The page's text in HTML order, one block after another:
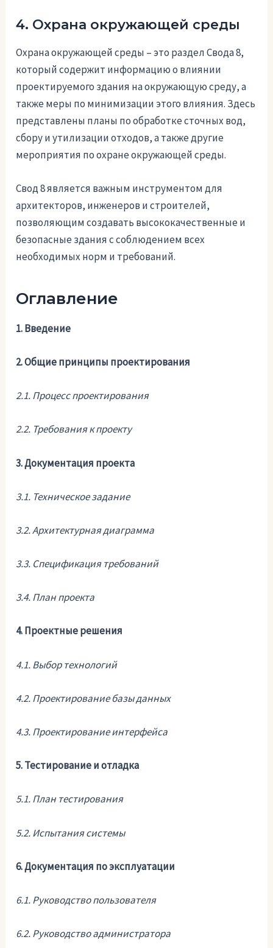
4. Охрана окружающей среды
Охрана окружающей среды – это раздел Свода 8,
который содержит информацию о влиянии
проектируемого здания на окружающую среду, а
также меры по минимизации этого влияния. Здесь
представлены планы по обработке сточных вод,
сбору и утилизации отходов, а также другие
мероприятия по охране окружающей среды.
Свод 8 является важным инструментом для
архитекторов, инженеров и строителей,
позволяющим создавать высококачественные и
безопасные здания с соблюдением всех
необходимых норм и требований.
Оглавление
1. Введение
2. Общие принципы проектирования
2.1. Процесс проектирования
2.2. Требования к проекту
3. Документация проекта
3.1. Техническое задание
3.2. Архитектурная диаграмма
3.3. Спецификация требований
3.4. План проекта
4. Проектные решения
4.1. Выбор технологий
4.2. Проектирование базы данных
4.3. Проектирование интерфейса
5. Тестирование и отладка
5.1. План тестирования
5.2. Испытания системы
6. Документация по эксплуатации
6.1. Руководство пользователя
6.2. Руководство администратора